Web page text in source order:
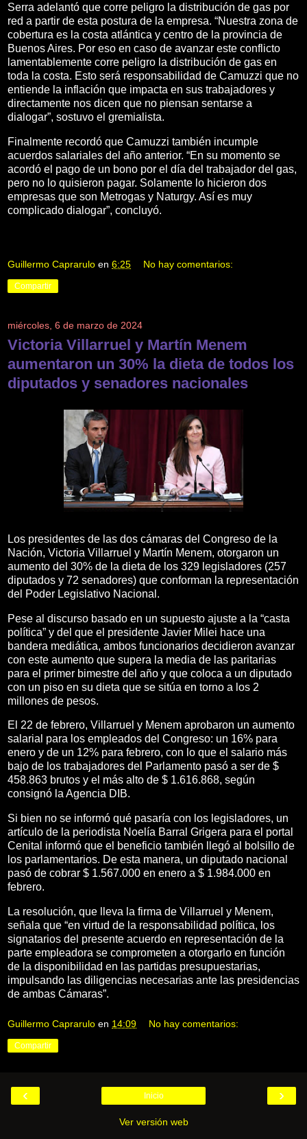
Serra adelantó que corre peligro la distribución de gas por
red a partir de esta postura de la empresa. “Nuestra zona de
cobertura es la costa atlántica y centro de la provincia de
Buenos Aires. Por eso en caso de avanzar este conflicto
lamentablemente corre peligro la distribución de gas en
toda la costa. Esto será responsabilidad de Camuzzi que no
entiende la inflación que impacta en sus trabajadores y
directamente nos dicen que no piensan sentarse a
dialogar”, sostuvo el gremialista.
Finalmente recordó que Camuzzi también incumple
acuerdos salariales del año anterior. “En su momento se
acordó el pago de un bono por el día del trabajador del gas,
pero no lo quisieron pagar. Solamente lo hicieron dos
empresas que son Metrogas y Naturgy. Así es muy
complicado dialogar”, concluyó.
Guillermo Caprarulo en 6:25 No hay comentarios:
Compartir
miércoles, 6 de marzo de 2024
Victoria Villarruel y Martín Menem
aumentaron un 30% la dieta de todos los
diputados y senadores nacionales
Los presidentes de las dos cámaras del Congreso de la
Nación, Victoria Villarruel y Martín Menem, otorgaron un
aumento del 30% de la dieta de los 329 legisladores (257
diputados y 72 senadores) que conforman la representación
del Poder Legislativo Nacional.
Pese al discurso basado en un supuesto ajuste a la “casta
política” y del que el presidente Javier Milei hace una
bandera mediática, ambos funcionarios decidieron avanzar
con este aumento que supera la media de las paritarias
para el primer bimestre del año y que coloca a un diputado
con un piso en su dieta que se sitúa en torno a los 2
millones de pesos.
El 22 de febrero, Villarruel y Menem aprobaron un aumento
salarial para los empleados del Congreso: un 16% para
enero y de un 12% para febrero, con lo que el salario más
bajo de los trabajadores del Parlamento pasó a ser de $
458.863 brutos y el más alto de $ 1.616.868, según
consignó la Agencia DIB.
Si bien no se informó qué pasaría con los legisladores, un
artículo de la periodista Noelía Barral Grigera para el portal
Cenital informó que el beneficio también llegó al bolsillo de
los parlamentarios. De esta manera, un diputado nacional
pasó de cobrar $ 1.567.000 en enero a $ 1.984.000 en
febrero.
La resolución, que lleva la firma de Villarruel y Menem,
señala que “en virtud de la responsabilidad política, los
signatarios del presente acuerdo en representación de la
parte empleadora se comprometen a otorgarlo en función
de la disponibilidad en las partidas presupuestarias,
impulsando las diligencias necesarias ante las presidencias
de ambas Cámaras”.
Guillermo Caprarulo en 14:09 No hay comentarios:
Compartir
‹ ›
Inicio
Ver versión web